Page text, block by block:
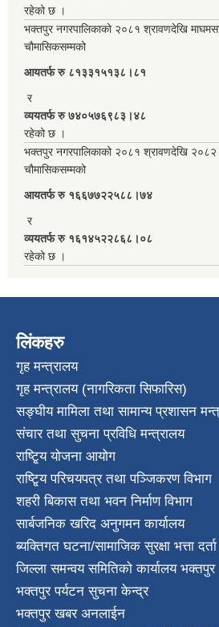
रहेको छ ।
भक्तपुर नगरपालिकाको २०८१ श्रावणदेखि
चौमासिकसम्मको
आयतर्फ रु‌ ८१३३१५१३८।८१
र
व्ययतर्फ रु ७४०५७६९८३।४८
रहेको छ ।
भक्तपुर नगरपालिकाको २०८१ श्रावणदेखि २०८२
चौमासिकसम्मको
आयतर्फ रु‌ १६६७७२२५८८।७४
र
व्ययतर्फ रु १६१४५२२८६८।०८
रहेको छ ।
लिंकहरु
गृह मन्त्रालय
गृह मन्त्रालय (नागरिकता सिफारिस)
सङ्घीय मामिला तथा सामान्य प्रशासन
संचार तथा सुचना प्रविधि मन्त्रालय
राष्टि्ृय योजना आयोग
राष्टि्ृय परिचयपत्र तथा पञ्जिकरण विभाग
शहरी बिकास तथा भवन निर्माण विभाग
सार्बजनिक खरिद अनुगमन कार्यालय
ब्यक्तिगत घटना/सामाजिक सुरक्षा भत्ता दर्ता
जिल्ला समन्वय समितिको कार्यालय भक्तपुर
भक्तपुर पर्यटन सुचना केन्द्र
भक्तपुर खबर अनलाईन